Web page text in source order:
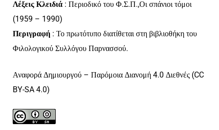
Λέξεις Κλειδιά: Περιοδικό του Φ.Σ.Π.,Οι σπάνιοι τόμοι
(1959 – 1990)
Περιγραφή: Το πρωτότυπο διατίθεται στη βιβλιοθήκη του
Φιλολογικού Συλλόγου Παρνασσού.
Αναφορά Δημιουργού – Παρόμοια Διανομή 4.0 Διεθνές (CC
BY-SA 4.0)